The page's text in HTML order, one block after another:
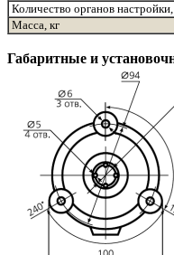
Количество органов
Масса, кг
Габаритные и